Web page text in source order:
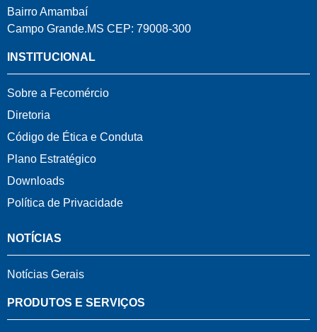
Bairro Amambaí
Campo Grande.MS CEP: 79008-300
INSTITUCIONAL
Sobre a Fecomércio
Diretoria
Código de Ética e Conduta
Plano Estratégico
Downloads
Política de Privacidade
NOTÍCIAS
Notícias Gerais
PRODUTOS E SERVIÇOS